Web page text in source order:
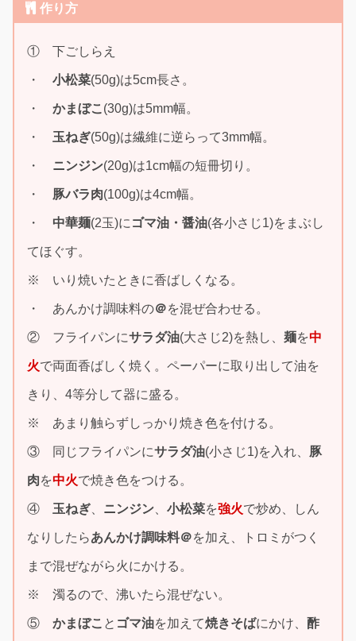
作り方
① 下ごしらえ
・ 小松菜(50g)は5cm長さ。
・ かまぼこ (30g)は5mm幅。
・ 玉ねぎ(50g)は繊維に逆らって3mm幅。
・ ニンジン(20g)は1cm幅の短冊切り。
・ 豚バラ肉(100g)は4cm幅。
・ 中華麺(2玉)に ゴマ油・醤油(各小さじ1)をまぶし
てほぐす。
※ いり焼いたときに香ばしくなる。
・ あんかけ調味料の＠を混ぜ合わせる。
② フライパンにサラダ油(大さじ2)を熱し、 麺を中
火で両面香ばしく焼く。ペーパーに取り出して油を
きり、4等分して器に盛る。
※ あまり触らずしっかり焼き色を付ける。
③ 同じフライパンにサラダ油(小さじ1)を入れ、 豚
肉を中火で焼き色をつける。
④ 玉ねぎ ニンジン 小松菜を強火で炒め、しん
なりしたらあんかけ調味料＠を加え、トロミがつく
まで混ぜながら火にかける。
※ 濁るので、沸いたら混ぜない。
⑤ かまぼこ と ゴマ油を加えて焼きそばにかけ、 酢